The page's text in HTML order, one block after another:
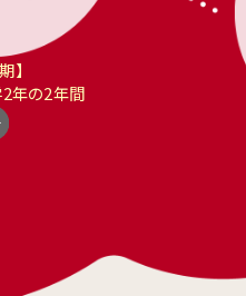
】
年の2年間